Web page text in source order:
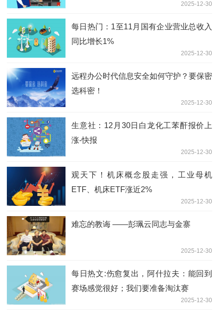
2025-12-30
每日热门：1至11月国有企业营业总收入
同比增长1%
2025-12-30
远程办公时代信息安全如何守护？要保密
选科密！
2025-12-30
生意社：12月30日白龙化工苯酐报价上
涨-快报
2025-12-30
观天下！机床概念股走强，工业母机
ETF、机床ETF涨近2%
2025-12-30
难忘的教诲 ——彭珮云同志与金寨
2025-12-30
每日热文:伤愈复出，阿什拉夫：能回到
赛场感觉很好；我们要准备淘汰赛
2025-12-30